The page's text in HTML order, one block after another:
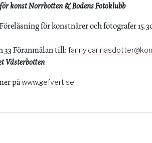
konst Norrbotten & Bodens Fotoklubb
Föreläsning för konstnärer och fotografer
33 Föranmälan till:
Västerbotten
påwww.gefvert.se